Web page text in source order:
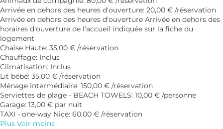
Arrivée en dehors des heures d'ouverture: 20,00 € /réservation
Arrivée en dehors des heures d'ouverture Arrivée en dehors des
horaires d'ouverture de l'accueil indiquée sur la fiche du
logement
Chaise Haute: 35,00 € /réservation
Chauffage: Inclus
Climatisation: Inclus
Lit bébé: 35,00 € /réservation
Ménage intermédiaire: 150,00 € /réservation
Serviettes de plage - BEACH TOWELS: 10,00 € /personne
Garage: 13,00 € par nuit
TAXI - one-way Nice: 60,00 € /réservation
Plus Voir moins